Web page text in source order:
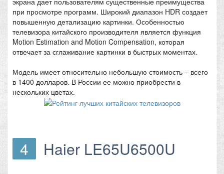
при просмотре программ. Широкий диапазон HDR создает
повышенную детализацию картинки. Особенностью
телевизора китайского производителя является функция
Motion Estimation and Motion Compensation, которая
отвечает за сглаживание картинки в быстрых моментах.
Модель имеет относительно небольшую стоимость – всего
в 1400 долларов. В России ее можно приобрести в
нескольких цветах.
4 Haier LE65U6500U